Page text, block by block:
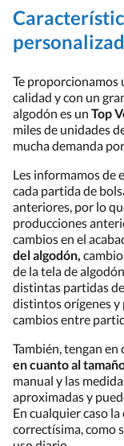
Te proporcionamos
calidad y con un
algodón es un Top
miles de unidades
mucha demanda
Les informamos de
cada partida de
anteriores, por lo
producciones
cambios en el
del algodón,
de la tela de
distintas partidas
distintos orígenes y
cambios entre
También, tengan en
en cuanto al
manual y las
aproximadas y
En cualquier caso
correctísima, como